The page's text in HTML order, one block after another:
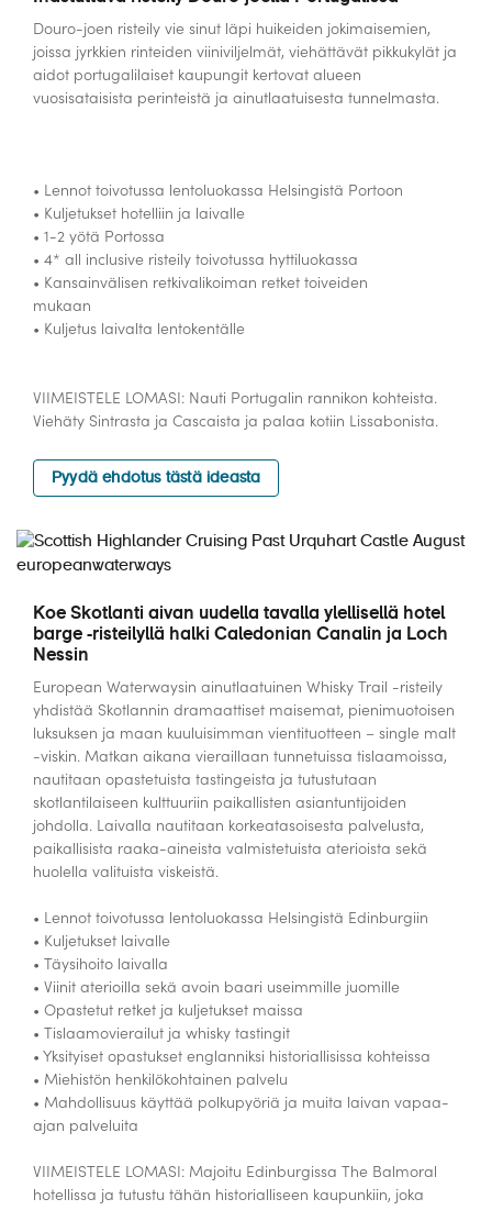
Douro-joen risteily vie sinut läpi huikeiden jokimaisemien,
joissa jyrkkien rinteiden viiniviljelmät, viehättävät pikkukylät ja
aidot portugalilaiset kaupungit kertovat alueen
vuosisataisista perinteistä ja ainutlaatuisesta tunnelmasta.
• Lennot toivotussa lentoluokassa Helsingistä Portoon
• Kuljetukset hotelliin ja laivalle
• 1-2 yötä Portossa
• 4* all inclusive risteily toivotussa hyttiluokassa
• Kansainvälisen retkivalikoiman retket toiveiden
mukaan
• Kuljetus laivalta lentokentälle
VIIMEISTELE LOMASI: Nauti Portugalin rannikon kohteista.
Viehäty Sintrasta ja Cascaista ja palaa kotiin Lissabonista.
Pyydä ehdotus tästä ideasta
Koe Skotlanti aivan uudella tavalla ylellisellä hotel
barge -risteilyllä halki Caledonian Canalin ja Loch
Nessin
European Waterwaysin ainutlaatuinen Whisky Trail -risteily
yhdistää Skotlannin dramaattiset maisemat, pienimuotoisen
luksuksen ja maan kuuluisimman vientituotteen – single malt
-viskin. Matkan aikana vieraillaan tunnetuissa tislaamoissa,
nautitaan opastetuista tastingeista ja tutustutaan
skotlantilaiseen kulttuuriin paikallisten asiantuntijoiden
johdolla. Laivalla nautitaan korkeatasoisesta palvelusta,
paikallisista raaka-aineista valmistetuista aterioista sekä
huolella valituista viskeistä.
• Lennot toivotussa lentoluokassa Helsingistä Edinburgiin
• Kuljetukset laivalle
• Täysihoito laivalla
• Viinit aterioilla sekä avoin baari useimmille juomille
• Opastetut retket ja kuljetukset maissa
• Tislaamovierailut ja whisky tastingit
• Yksityiset opastukset englanniksi historiallisissa kohteissa
• Miehistön henkilökohtainen palvelu
• Mahdollisuus käyttää polkupyöriä ja muita laivan vapaa-
ajan palveluita
VIIMEISTELE LOMASI: Majoitu Edinburgissa The Balmoral
hotellissa ja tutustu tähän historialliseen kaupunkiin, joka